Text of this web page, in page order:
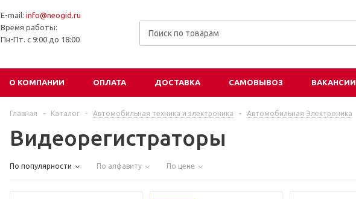
E-mail: info@neogid.ru
Время работы:
Пн-Пт. с 9:00 до 18:00
О КОМПАНИИ ОПЛАТА ДОСТАВКА САМОВЫВОЗ ВАКАНСИИ
Главная - Каталог - Автомобильная техника и электроника - Автомобильная Электроника
Видеорегистраторы
По популярности По алфавиту По цене